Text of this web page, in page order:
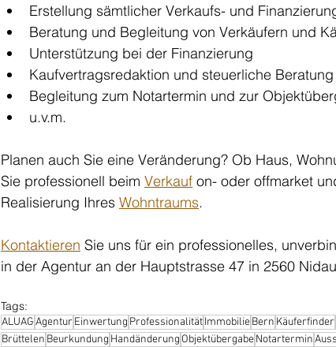
Erstellung sämtlicher Verkaufs- und
Beratung und Begleitung von Verkäufern und
Unterstützung bei der Finanzierung
Kaufvertragsredaktion und steuerliche Beratung
Begleitung zum Notartermin und zur
u.v.m.
Planen auch Sie eine Veränderung? Ob Haus,
Sie professionell beim Verkauf on- oder offmarket
Realisierung Ihres Wohntraums.
Kontaktieren Sie uns für ein professionelles,
in der Agentur an der Hauptstrasse 47 in 2560
Tags:
ALUAGAgentur Einwertung ProfessionalitätImmobilieBern Käuferfinder
Brüttelen Beurkundung Handänderung ObjektübergabeNotartermin